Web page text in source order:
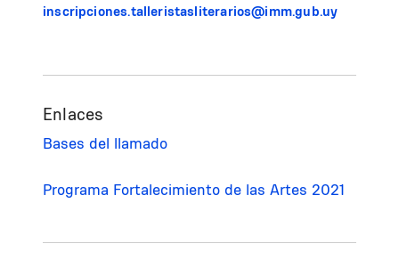
inscripciones.talleristasliterarios@imm.gub.uy
Enlaces
Bases del llamado
Programa Fortalecimiento de las Artes 2021